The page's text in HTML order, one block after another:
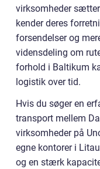
virksomheder
kender deres
forsendelser og
vidensdeling om
forhold i Baltikum
logistik over tid.
Hvis du søger en
transport mellem
virksomheder på
egne kontorer i
og en stærk